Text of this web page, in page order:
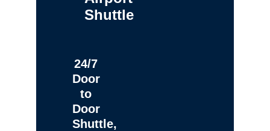
Shuttle
24/7
Door
to
Door
Shuttle,